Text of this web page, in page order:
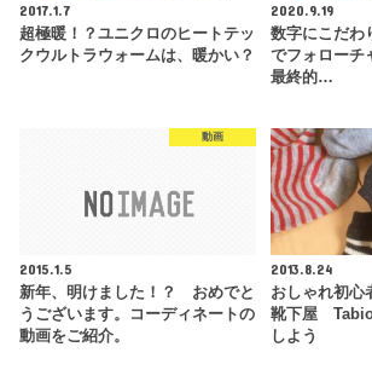
2017.1.7
超極暖！？ユニクロのヒートテッ
クウルトラウォームは、暖かい？
2020.9.19
数字にこだわ
でフォローチ
最終的…
動画
2015.1.5
新年、明けました！？ おめでと
うございます。コーディネートの
動画をご紹介。
2013.8.24
おしゃれ初心
靴下屋 Tabio
しよう